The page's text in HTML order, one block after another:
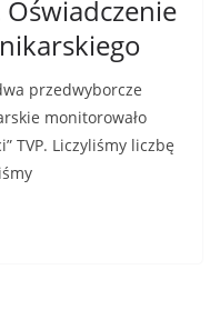
przedwyborcze
monitorowało
TVP. Liczyliśmy liczbę